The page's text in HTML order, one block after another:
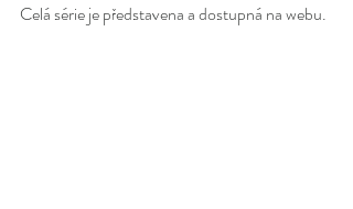
Celá série je představena a dostupná na webu.